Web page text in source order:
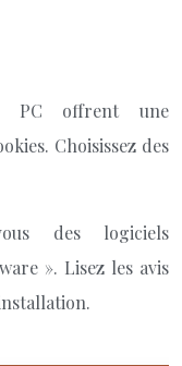
PC offrent une
Choisissez des
des logiciels
». Lisez les avis